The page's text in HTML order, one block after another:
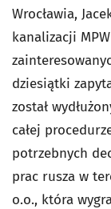
Wrocławia,
kanalizacji
dziesiątki
został
całej
potrzebnych
prac rusza w
o.o., która